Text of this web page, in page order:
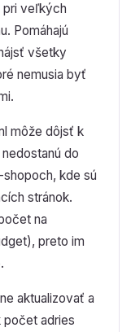
pri veľkých
Pomáhajú
všetky
nemusia byť
môže dôjsť k
do
kde sú
stránok.
na
preto im
aktualizovať a
počet adries